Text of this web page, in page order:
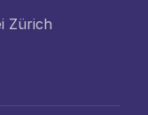
Zürich